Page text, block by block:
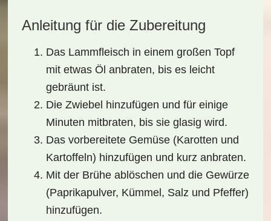
Anleitung für die Zubereitung
Das Lammfleisch in einem großen Topf
mit etwas Öl anbraten, bis es leicht
gebräunt ist.
Die Zwiebel hinzufügen und für einige
Minuten mitbraten, bis sie glasig wird.
Das vorbereitete Gemüse (Karotten und
Kartoffeln) hinzufügen und kurz anbraten.
Mit der Brühe ablöschen und die Gewürze
(Paprikapulver, Kümmel, Salz und Pfeffer)
hinzufügen.